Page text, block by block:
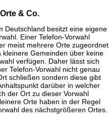
& Co.
Deutschland besitzt eine eigene
Einer Telefon-Vorwahl
meist mehrere Orte zugeordnet
kleinere Gemeinden über keine
verfügen. Daher lässt sich
Telefon-Vorwahl nicht genau
schließen sondern diese gibt
darüber in welcher
der Ort zu dieser Vorwahl
Orte haben in der Regel
des nächstgrößeren Ortes.